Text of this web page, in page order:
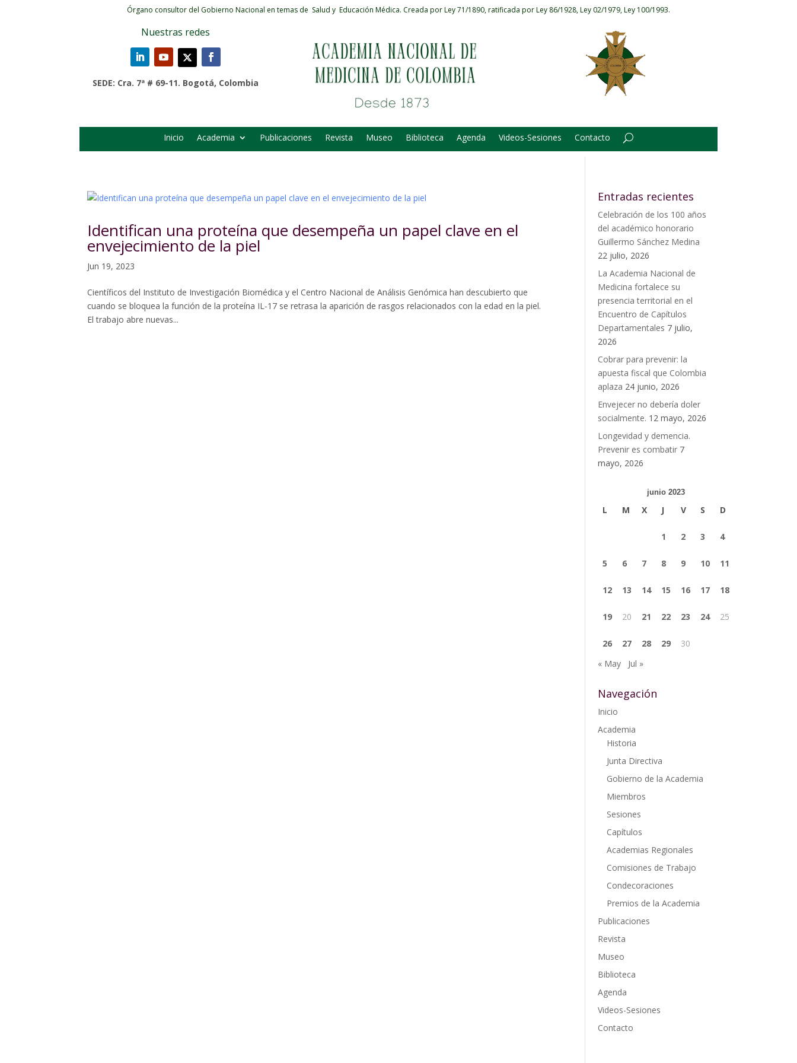
Órgano consultor del Gobierno Nacional en temas de Salud y Educación Médica. Creada por Ley 71/1890, ratificada por Ley 86/1928, Ley 02/1979, Ley 100/1993.
Nuestras redes
SEDE: Cra. 7ª # 69-11. Bogotá, Colombia
Inicio Academia Publicaciones Revista Museo Biblioteca Agenda Videos-Sesiones Contacto
Identifican una proteína que desempeña un papel clave en el
envejecimiento de la piel
Jun 19, 2023
Científicos del Instituto de Investigación Biomédica y el Centro Nacional de Análisis Genómica han descubierto que
cuando se bloquea la función de la proteína IL-17 se retrasa la aparición de rasgos relacionados con la edad en la piel.
El trabajo abre nuevas...
Entradas recientes
Celebración de los 100 años
del académico honorario
Guillermo Sánchez Medina
22 julio, 2026
La Academia Nacional de
Medicina fortalece su
presencia territorial en el
Encuentro de Capítulos
Departamentales 7 julio,
2026
Cobrar para prevenir: la
apuesta fiscal que Colombia
aplaza 24 junio, 2026
Envejecer no debería doler
socialmente. 12 mayo, 2026
Longevidad y demencia.
Prevenir es combatir 7
mayo, 2026
junio 2023
L M X J V S D
1 2 3 4
5 6 7 8 9 10 11
12 13 14 15 16 17 18
19 20 21 22 23 24 25
26 27 28 29
30
« May
Jul »
Navegación
Inicio
Academia
Historia
Junta Directiva
Gobierno de la Academia
Miembros
Sesiones
Capítulos
Academias Regionales
Comisiones de Trabajo
Condecoraciones
Premios de la Academia
Publicaciones
Revista
Museo
Biblioteca
Agenda
Videos-Sesiones
Contacto